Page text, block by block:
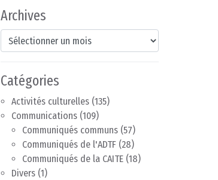
Archives
Archives
Catégories
Activités culturelles (135)
Communications (109)
Communiqués communs (57)
Communiqués de l'ADTF (28)
Communiqués de la CAITE (18)
Divers (1)